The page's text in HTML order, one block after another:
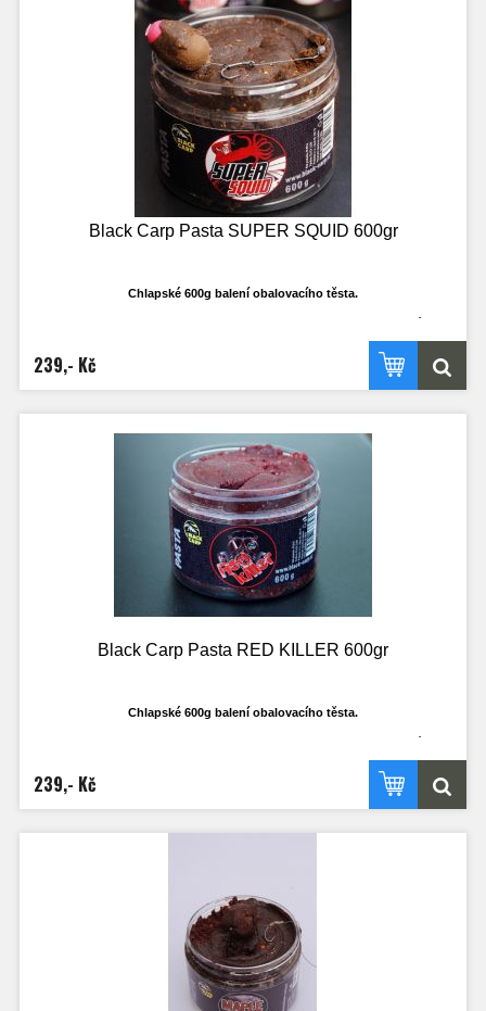
Black Carp Pasta SUPER SQUID 600gr
Chlapské 600g balení obalovacího těsta.
výpravy. Nyní budete mít dostatečné množství i třeba k obalování olova, když to
bude třeba. Nejedná se o klasické těsto na boilies, ale o opravdu cíleně
vyrobené těsto, které je ideálně plastické a ve vodě funkční!
239,- Kč
Black Carp Pasta RED KILLER 600gr
Chlapské 600g balení obalovacího těsta.
výpravy. Nyní budete mít dostatečné množství i třeba k obalování olova, když to
bude třeba. Nejedná se o klasické těsto na boilies, ale o opravdu cíleně
vyrobené těsto, které je ideálně plastické a ve vodě funkční!
239,- Kč